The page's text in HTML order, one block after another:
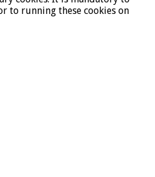
to running these cookies on